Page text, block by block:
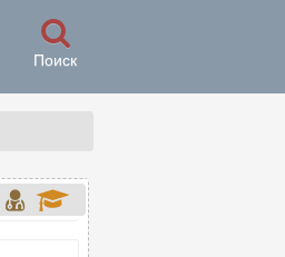
Поиск